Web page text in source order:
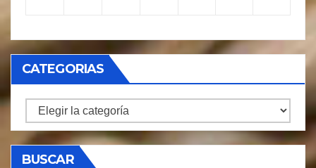
CATEGORIAS
CATEGORIAS
BUSCAR